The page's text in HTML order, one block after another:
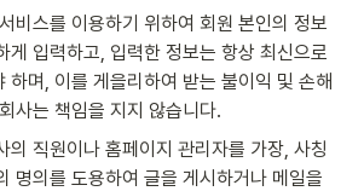
비스를 이용하기 위하여 회원 본인의 정보
게 입력하고, 입력한 정보는 항상 최신으로
하며, 이를 게을리하여 받는 불이익 및 손해
사는 책임을 지지 않습니다.
의 직원이나 홈페이지 관리자를 가장, 사칭
명의를 도용하여 글을 게시하거나 메일을